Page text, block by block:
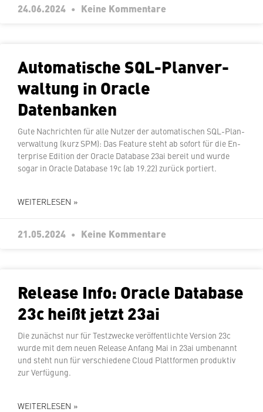
24.06.2024 Keine Kommentare
Au­to­ma­ti­sche SQL-Plan­ver­
wal­tung in Oracle
Datenbanken
Gute Nach­rich­ten für alle Nutzer der au­to­ma­ti­schen SQL-Plan­
ver­wal­tung (kurz SPM): Das Feature steht ab sofort für die En­
ter­pri­se Edition der Oracle Database 23ai bereit und wurde
sogar in Oracle Database 19c (ab 19.22) zurück portiert.
WEITERLESEN »
21.05.2024 Keine Kommentare
Release Info: Oracle Database
23c heißt jetzt 23ai
Die zunächst nur für Test­zwe­cke ver­öf­fent­lich­te Version 23c
wurde mit dem neuen Release Anfang Mai in 23ai umbenannt
und steht nun für ver­schie­de­ne Cloud Platt­for­men produktiv
zur Verfügung.
WEITERLESEN »